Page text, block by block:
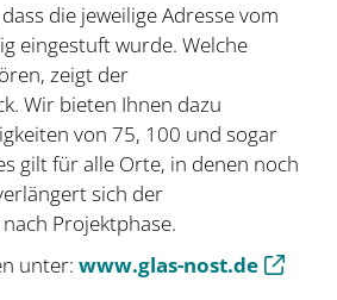
die jeweilige Adresse vom
eingestuft wurde. Welche
zeigt der
Wir bieten Ihnen dazu
von 75, 100 und sogar
gilt für alle Orte, in denen noch
sich der
Projektphase.
unter: www.glas-nost.de